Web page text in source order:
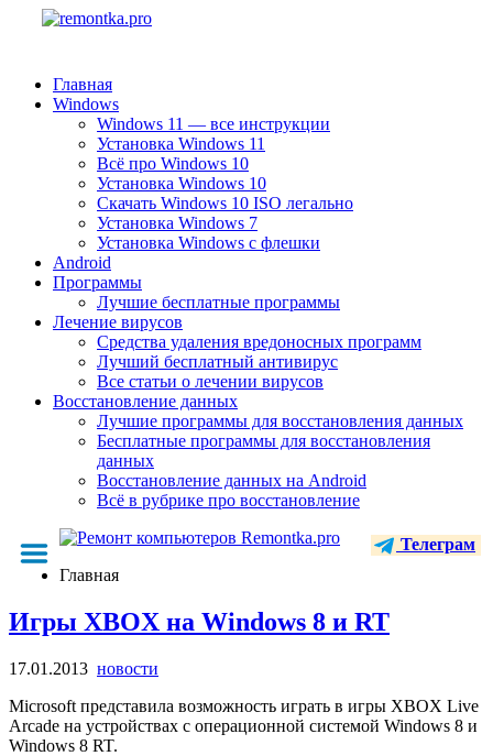
Главная
Windows
Windows 11 — все инструкции
Установка Windows 11
Всё про Windows 10
Установка Windows 10
Скачать Windows 10 ISO легально
Установка Windows 7
Установка Windows с флешки
Android
Программы
Лучшие бесплатные программы
Лечение вирусов
Средства удаления вредоносных программ
Лучший бесплатный антивирус
Все статьи о лечении вирусов
Восстановление данных
Лучшие программы для восстановления данных
Бесплатные программы для восстановления
данных
Восстановление данных на Android
Всё в рубрике про восстановление
Телеграм
Главная
Игры XBOX на Windows 8 и RT
17.01.2013 новости
Microsoft представила возможность играть в игры XBOX Live
Arcade на устройствах с операционной системой Windows 8 и
Windows 8 RT.